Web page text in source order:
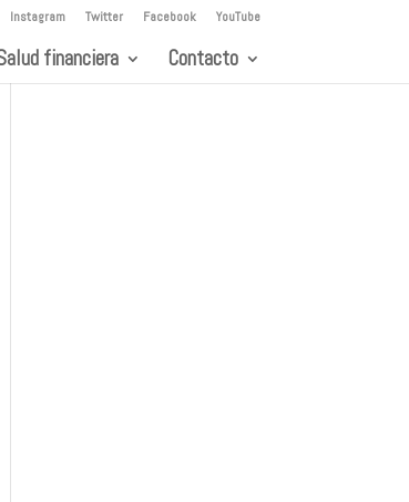
Instagram Twitter Facebook YouTube
financiera Contacto